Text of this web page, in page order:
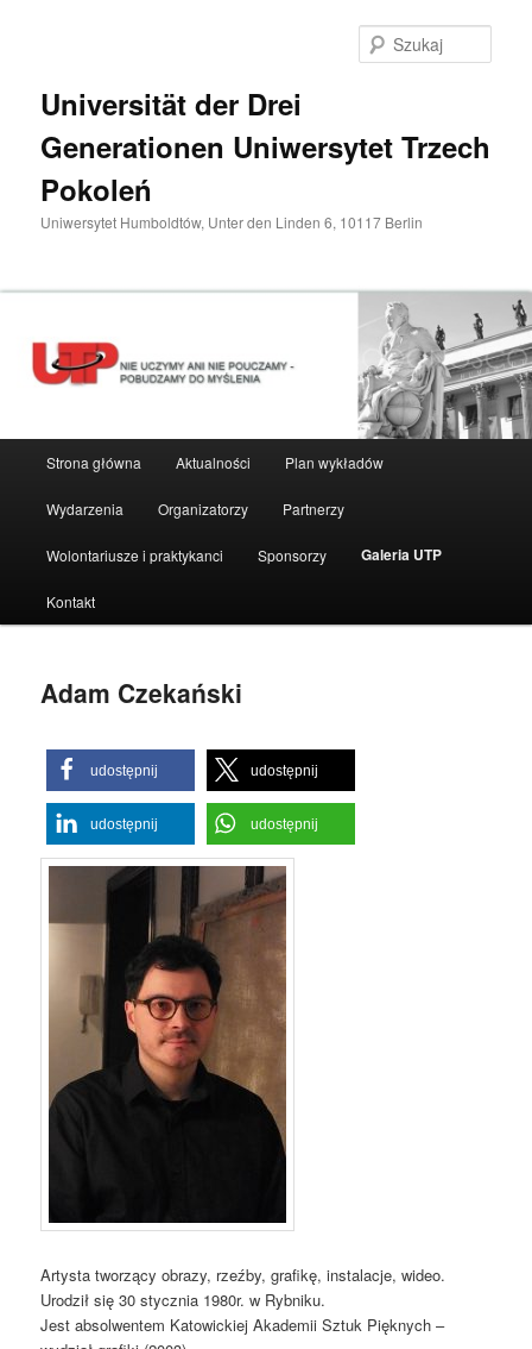
Universität der Drei
Generationen Uniwersytet Trzech
Pokoleń
Uniwersytet Humboldtów, Unter den Linden 6, 10117 Berlin
Strona główna Aktualności Plan wykładów
Wydarzenia Organizatorzy Partnerzy
Wolontariusze i praktykanci Sponsorzy Galeria UTP
Kontakt
Adam Czekański
udostępnij udostępnij
udostępnij udostępnij
Artysta tworzący obrazy, rzeźby, grafikę, instalacje, wideo.
Urodził się 30 stycznia 1980r. w Rybniku.
Jest absolwentem Katowickiej Akademii Sztuk Pięknych –